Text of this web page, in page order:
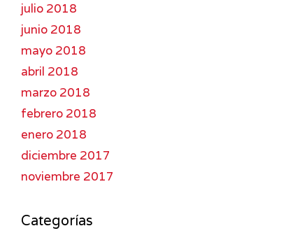
julio 2018
junio 2018
mayo 2018
abril 2018
marzo 2018
febrero 2018
enero 2018
diciembre 2017
noviembre 2017
Categorías